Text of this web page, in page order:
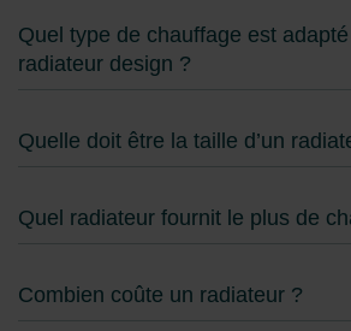
Quel type de chauffage est
radiateur design ?
Quelle doit être la taille d’un
Quel radiateur fournit le plus de
Combien coûte un radiateur ?